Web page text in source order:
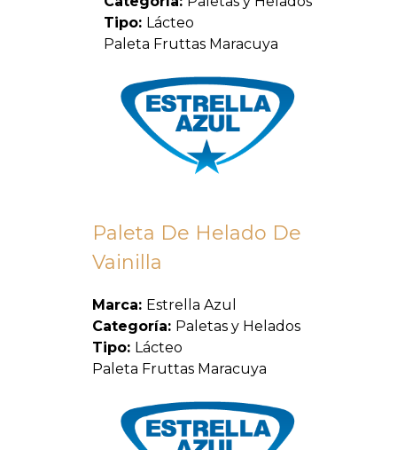
Tipo: Lácteo
Paleta Fruttas Maracuya
Paleta De Helado De
Vainilla
Marca: Estrella Azul
Categoría: Paletas y Helados
Tipo: Lácteo
Paleta Fruttas Maracuya